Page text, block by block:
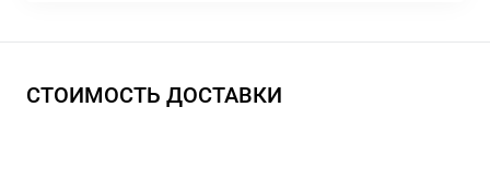
СТОИМОСТЬ ДОСТАВКИ